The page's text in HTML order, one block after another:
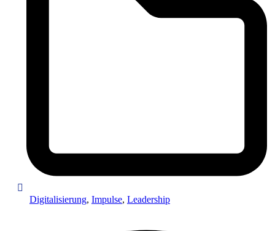
Digitalisierung, Impulse, Leadership